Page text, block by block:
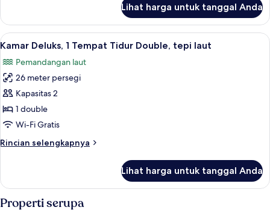
Suite,
Tempat
Double,
balkon
Lihat harga untuk tanggal Anda
Lihat
semua
foto
untuk
Kamar
Deluks,
1
Tidur
laut
Kamar Deluks, 1 Tempat Tidur
9
Kamar Deluks, 1 Tempat Tidur Double, tepi laut
Pemandangan laut
26 meter persegi
Kapasitas 2
1 double
Wi-Fi Gratis
Rincian selengkapnya
Rincian
Kamar
1
Lihat harga untuk tanggal Anda
Properti serupa